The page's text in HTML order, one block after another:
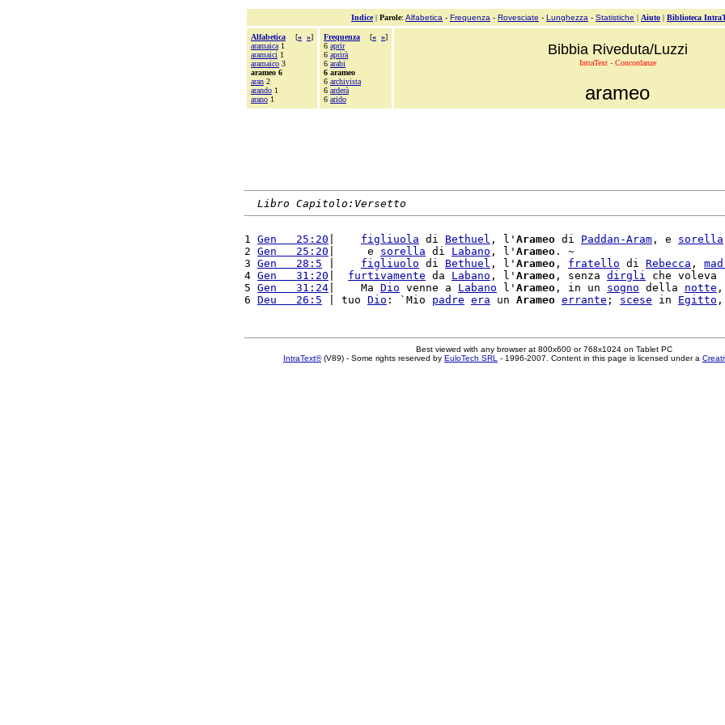
Indice| Parole: Alfabetica - Frequenza - Rovesciate - Lunghezza - Statistiche | Aiuto | Biblioteca
Alfabetica [« »]
aramaica 1
aramaici 1
aramaico 3
arameo 6
aran 2
arando 1
arano 1
Frequenza [« »]
6 aprir
6 aprirà
6 arabi
6 arameo
6 archivista
6 arderà
6 arido
Bibbia Riveduta/Luzzi
IntraText - Concordanze
arameo
Libro Capitolo:Versetto
1 Gen   25:20 figliuola di Bethuel , l' Arameo di Paddan-Aram , e sorella
2 Gen   25:20 |     e sorella di Labano , l' Arameo . ~
3 Gen   28:5 figliuolo di Bethuel , l' Arameo , fratello di Rebecca ,
4 Gen   31:20 furtivamente da Labano , l' Arameo , senza dirgli che voleva
5 Gen   31:24 |    Ma Dio venne a Labano l' Arameo , in un sogno della notte ,
6 Deu   26:5 | tuo Dio : `Mio padre era un Arameo errante ; scese in Egitto
Best viewed with any browser at 800x600 or 768x1024 on Tablet PC
IntraText®(V89) - Some rights reserved by EuloTech SRL - 1996-2007. Content in this page is licensed under a